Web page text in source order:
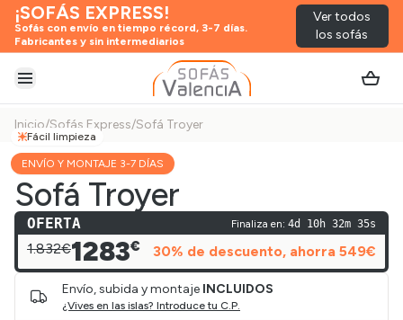
¡SOFÁS EXPRESS!
Sofás con envío en tiempo récord, 3-7 días.
Fabricantes y sin intermediarios
Ver todos
los sofás
Abrir menú
Inicio/Sofás Express/Sofá Troyer
ENVÍO Y MONTAJE 3-7 DÍAS
Fácil limpieza
Sofá Troyer
OFERTA Finaliza en: 4d 10h 32m 35s
1.832€1283€ 30% de descuento, ahorra 549€
Envío, subida y montaje INCLUIDOS
¿Vives en las islas? Introduce tu C.P.